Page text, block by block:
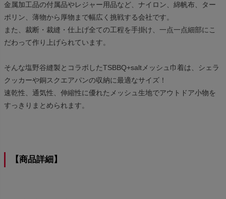
金属加工品の付属品やレジャー用品など、ナイロン、綿帆布、ター
ポリン、薄物から厚物まで幅広く挑戦する会社です。
また、裁断・裁縫・仕上げ全ての工程を手掛け、一点一点細部にこ
だわって作り上げられています。
そんな塩野谷縫製とコラボしたTSBBQ+saltメッシュ巾着は、シェラ
クッカーや銅スクエアパンの収納に最適なサイズ！
速乾性、通気性、伸縮性に優れたメッシュ生地でアウトドア小物を
すっきりまとめられます。
【商品詳細】